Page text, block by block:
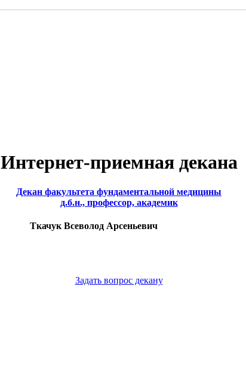
Интернет-приемная декана
Декан факультета фундаментальной медицины
д.б.н., профессор, академик
Ткачук Всеволод Арсеньевич
Задать вопрос декану